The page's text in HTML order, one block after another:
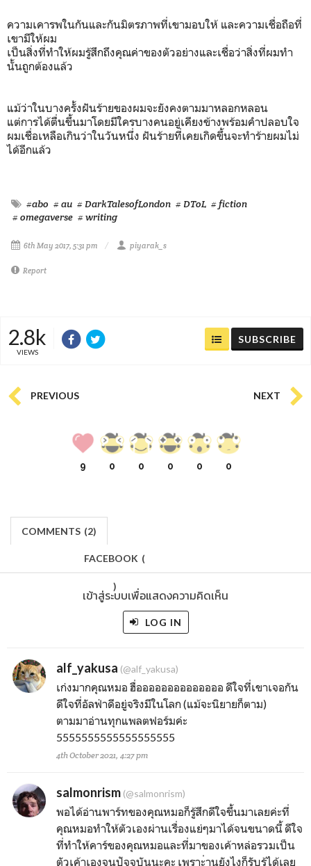
ความเคารพในกันและกันมิตรภาพที่เขามอบให้ และความเชื่อถือที่
เขามีให้ผม
เป็นสิ่งที่ทำให้ผมรู้สึกถึงคุณค่าของตัวอย่างและเชื่อว่าสิ่งที่ผมทำ
นั้นถูกต้องแล้ว
แม้ว่าในบางครั้งฝันร้ายของผมจะยังคงตามมาหลอกหลอน
แต่การได้ตื่นขึ้นมาโดยมีใครบางคนอยู่เคียงข้างพร้อมคำปลอบใจ
ผมเชื่อเหลือเกินว่าในวันหนึ่ง ฝันร้ายที่เคยเกิดขึ้นจะทำร้ายผมไม่
ได้อีกแล้ว
#abo # au # DarkTalesofLondon # DToL # fiction
# omegaverse # writing
6th May 2017, 5:31 pm piyarak_s
Report
2.8k
VIEWS
SUBSCRIBE
PREVIOUS NEXT
9 0 0 0 0 0
COMMENTS (2)
FACEBOOK (
)
เข้าสู่ระบบเพื่อแสดงความคิดเห็น
LOG IN
alf_yakusa (@alf_yakusa)
เก่งมากคุณหมอ ฮื่ออออออออออออออ ดีใจที่เขาเจอกัน
ดีใจที่อัลฟ่าดีอยู่จริงมีในโลก (แม้จะนิยายก็ตาม)
ตามมาอ่านทุกแพลตฟอร์มค่ะ
5555555555555555555
4th October 2021, 4:27 pm
salmonrism (@salmonrism)
พอได้อ่านพาร์ทของคุณหมอก็รู้สึกดีใจขึ้นมาเลยค่ะที่
คุณหมอทำให้ตัวเองผ่านเรื่องแย่ๆมาได้จนขนาดนี้ ดีใจ
ที่ทำให้คาร์ของคุณหมอและที่มาของเค้าหล่อรวมเป็น
ตัวเค้าเองจนปัจจุบันนะคะ เพราะ่านยังไงก็รับรู้ได้เลย